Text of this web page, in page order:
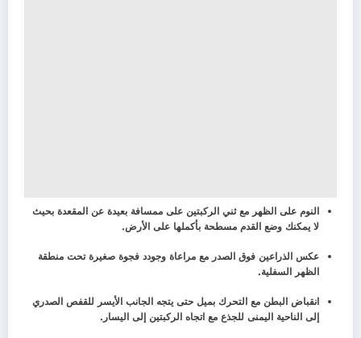
النوم على الظهر مع ثني الركبتين على ممسافة بعيدة عن المقعدة بحيث
لا يمكنك وضع القدم مسطحة بأكملها على الأرض.
عكس الذراعين فوق الصدر مع مراعاة وجودد فجوة صغيرة تحت منطقة
الظهر السفلية.
انقباض البطن مع التحرك بميل حتى يتجه الجانب الأيسر للقفص الصدري
إلى الناحية اليمنى للجذع مع اتجاه الركبتين إلى اليسار.